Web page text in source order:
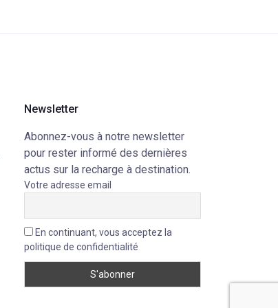
Newsletter
Abonnez-vous à notre newsletter
pour rester informé des dernières
actus sur la recharge à destination.
Votre adresse email
En continuant, vous acceptez la
politique de confidentialité